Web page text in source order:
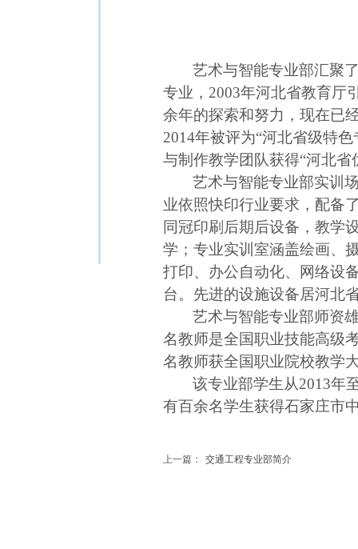
艺术与智能专业部汇聚
专业，2003年河北省教育厅
余年的探索和努力，现在已
2014年被评为“河北省级特色
与制作教学团队获得“河北
艺术与智能专业部实训
业依照快印行业要求，配备
同冠印刷后期后设备，教学
学；专业实训室涵盖绘画、
打印、办公自动化、网络设
台。先进的设施设备居河北
艺术与智能专业部师资
名教师是全国职业技能高级
名教师获全国职业院校教学
该专业部学生从2013年
有百余名学生获得石家庄市
上一篇： 交通工程专业部简介